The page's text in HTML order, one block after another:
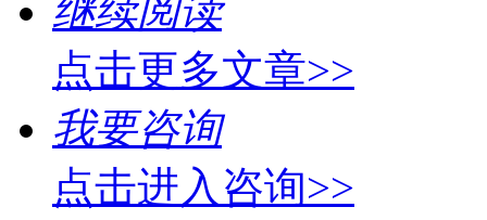
继续阅读
点击更多文章>>
我要咨询
点击进入咨询>>